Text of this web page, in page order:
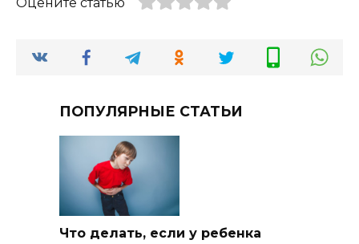
ПОПУЛЯРНЫЕ СТАТЬИ
Что делать, если у ребенка